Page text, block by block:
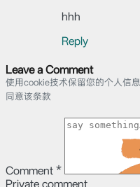
hhh
Reply
Leave a Comment
使用cookie技术保留您的个人信
同意该条款
Comment *
Private comment